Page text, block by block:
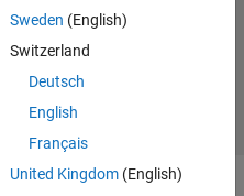
Sweden (English)
Switzerland
Deutsch
English
Français
United Kingdom(English)
Select a Web Site